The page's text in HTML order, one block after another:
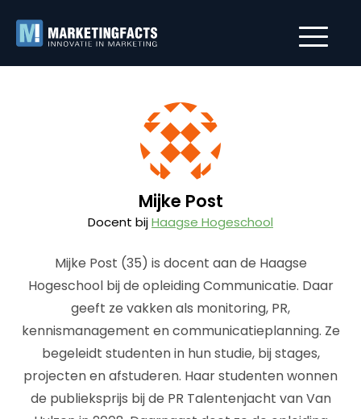
Mijke Post
Docent bijHaagse Hogeschool
Mijke Post (35) is docent aan de Haagse
Hogeschool bij de opleiding Communicatie. Daar
geeft ze vakken als monitoring, PR,
kennismanagement en communicatieplanning. Ze
begeleidt studenten in hun studie, bij stages,
projecten en afstuderen. Haar studenten wonnen
de publieksprijs bij de PR Talentenjacht van Van